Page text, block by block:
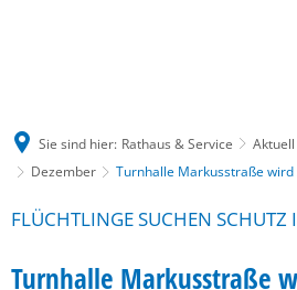
Sie sind hier: Rathaus & Service Aktuell
Dezember
Turnhalle Markusstraße
FLÜCHTLINGE SUCHEN SCHUTZ
Turnhalle Markusstraße